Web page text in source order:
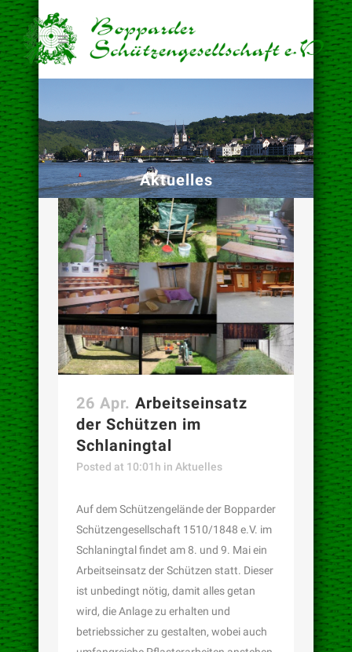
Aktuelles
26 Apr. Arbeitseinsatz
der Schützen im
Schlaningtal
Posted at 10:01h in Aktuelles
Auf dem Schützengelände der Bopparder
Schützengesellschaft 1510/1848 e.V. im
Schlaningtal findet am 8. und 9. Mai ein
Arbeitseinsatz der Schützen statt. Dieser
ist unbedingt nötig, damit alles getan
wird, die Anlage zu erhalten und
betriebssicher zu gestalten, wobei auch